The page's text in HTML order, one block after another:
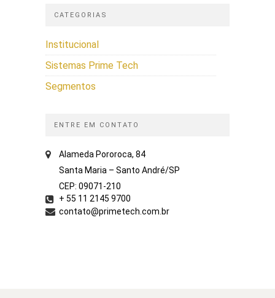
CATEGORIAS
Institucional
Sistemas Prime Tech
Segmentos
ENTRE EM CONTATO
Alameda Pororoca, 84
Santa Maria – Santo André/SP
CEP: 09071-210
+ 55 11 2145 9700
contato@primetech.com.br